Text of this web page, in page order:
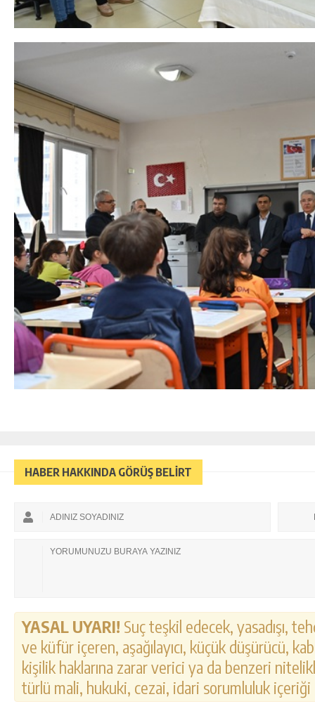
HABER HAKKINDA GÖRÜŞ BELİRT
YASAL UYARI! Suç teşkil edecek, yasadışı,
ve küfür içeren, aşağılayıcı, küçük düşürücü,
kişilik haklarına zarar verici ya da benzeri
türlü mali, hukuki, cezai, idari sorumluluk